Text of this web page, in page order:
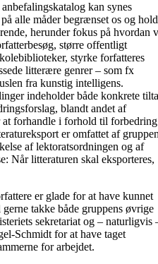
kan synes
alle måder begrænset os og
herunder fokus på hvordan
større offentligt
styrke forfatteres
litterære genrer – som fx
fra kunstig intelligens.
indeholder både konkrete
blandt andet af
forhandle i forhold til
er omfattet af
af lektoratsordningen og af
Når litteraturen skal eksporteres,
er glade for at have kunnet
takke både gruppens øvrige
sekretariat og – naturligvis
Schmidt for at have taget
for arbejdet.